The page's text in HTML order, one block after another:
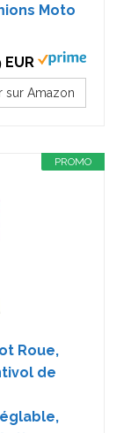
Moto
EUR
sur Amazon
PROMO
Roue,
de